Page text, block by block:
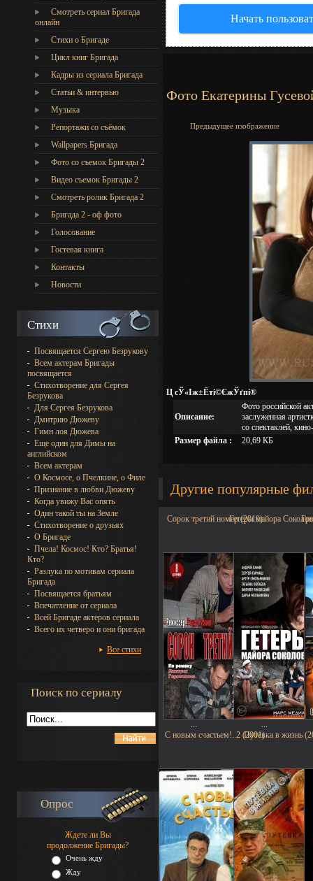
Смотреть сериал Бригада
онлайн
Стихи о Бригаде
Цикл книг Бригада
Кадры из сериала Бригада
Статьи & интервью
Музыка
Репортажи со съёмок
Wallpapers Бригада
Фото со съемок Бригады 2
Видео съемок Бригады 2
Cмотреть ролик Бригада 2
Бригада 2 - оф фото
Голосование
Гостевая книга
Контакты
Новости
Стихи
Посвящается Сергею Безрукову
Всем актерам Бригады
посвящается
Стихотворение для Сергея
Безрукова
Для Сергея Безрукова
Дмитрию Дюжеву
Гимн лоя Дюжева
Еще один для Димы на
английском
Всем актерам
О Космосе, о Пчелкине, о Филе
Признание в любви Дюжеву
Когда увижу Вас опять
Один такой ты на Земле
Стихотворение о друзьях
О Бригаде
Пчела! Космос! Кто? Братья!
Кто?
Разлука по мотивам сериала
Бригада
Посвящается братьям
Впечатление от сериала
Всей Бригаде актеров сериала
Всего их четверо и они бригада
Все стихи
Поиск по сериалу
Опрос
Ждете ли Вы
продолжение Бригады?
Очень жду
Жду
Начать
Фото Екатерины
Предыдущее изображение
Ц сЎ«Іж±Ёті©ЄжЎґпі®
Описание:
Фото российской
заслуженная
со спектаклей,
Размер файла :
20,69 КБ
Другие популярные
Сорок третий номер (2010)
Гетеры майора
С новым счастьем!..2 (2001)Путевка в жизнь